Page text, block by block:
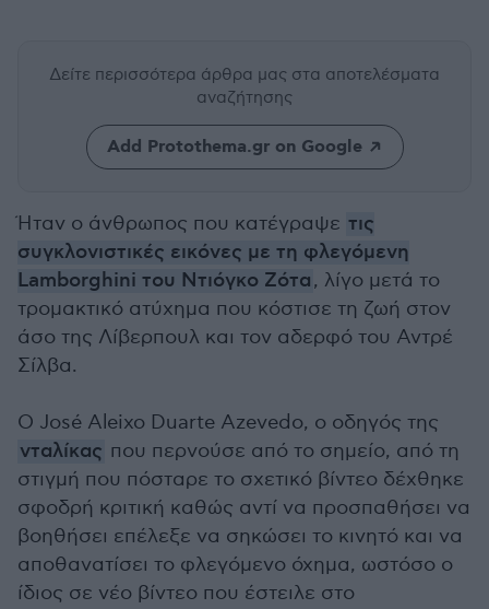
Δείτε περισσότερα άρθρα μας στα αποτελέσματα
αναζήτησης
Add Protothema.gr on Google
Ήταν ο άνθρωπος που κατέγραψε τις
συγκλονιστικές εικόνες με τη φλεγόμενη
Lamborghini του Ντιόγκο Ζότα, λίγο μετά το
τρομακτικό ατύχημα που κόστισε τη ζωή στον
άσο της Λίβερπουλ και τον αδερφό του Αντρέ
Σίλβα.
Ο José Aleixo Duarte Azevedo, ο οδηγός της
νταλίκας που περνούσε από το σημείο, από τη
στιγμή που πόσταρε το σχετικό βίντεο δέχθηκε
σφοδρή κριτική καθώς αντί να προσπαθήσει να
βοηθήσει επέλεξε να σηκώσει το κινητό και να
αποθανατίσει το φλεγόμενο όχημα, ωστόσο ο
ίδιος σε νέο βίντεο που έστειλε στο